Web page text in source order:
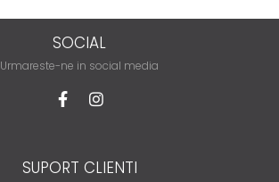
SOCIAL
Urmareste-ne in social media
SUPORT CLIENTI